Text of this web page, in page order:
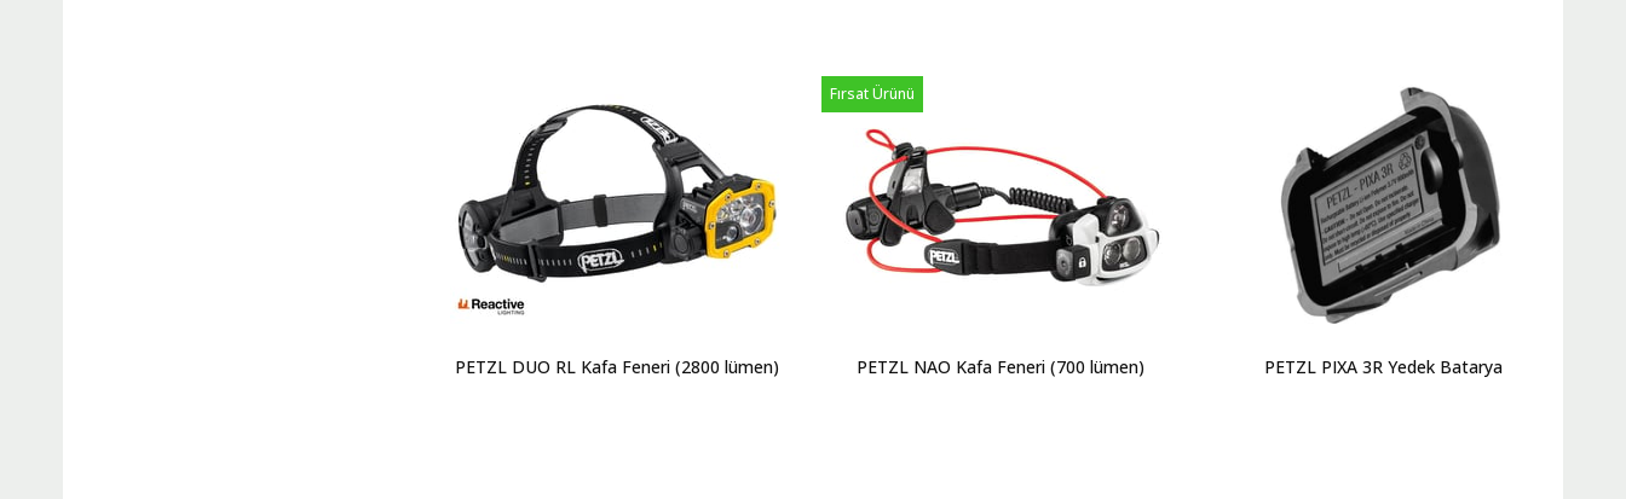
PETZL DUO RL Kafa Feneri (2800 lümen) PETZL NAO Kafa Feneri (700 lümen)
Fırsat Ürünü
PETZL PIXA 3R Yedek Batarya